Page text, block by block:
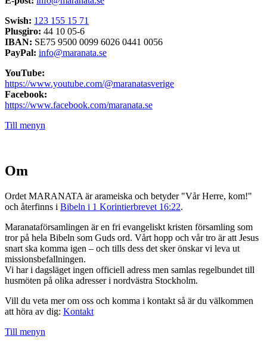
Swish: 123 155 15 71
Plusgiro: 44 10 05-6
IBAN: SE75 9500 0099 6026 0441 0056
PayPal: info@maranata.se
YouTube:
https://www.youtube.com/@maranatasverige
Facebook:
https://www.facebook.com/maranata.se
Till menyn
Om
Ordet MARANATA är arameiska och betyder "Vår Herre, kom!"
och återfinns i Bibeln i 1 Korintierbrevet 16:22.
Maranataförsamlingen är en fri evangeliskt kristen församling som
tror på hela Bibeln som Guds ord. Vårt hopp och vår tro är att Jesus
snart ska komma igen – och tills dess det sker önskar vi leva ut
missionsbefallningen.
Vi har i dagsläget ingen officiell adress men samlas regelbundet till
husmöten på olika adresser i nordvästra Stockholm.
Vill du veta mer om oss och komma i kontakt så är du välkommen
att höra av dig: Kontakt
Till menyn